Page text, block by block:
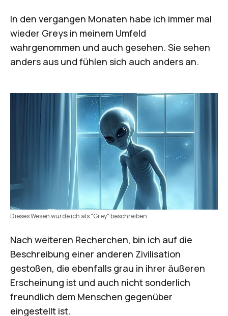
In den vergangen Monaten habe ich immer mal
wieder Greys in meinem Umfeld
wahrgenommen und auch gesehen. Sie sehen
anders aus und fühlen sich auch anders an.
Dieses Wesen würde ich als "Grey" beschreiben
Nach weiteren Recherchen, bin ich auf die
Beschreibung einer anderen Zivilisation
gestoßen, die ebenfalls grau in ihrer äußeren
Erscheinung ist und auch nicht sonderlich
freundlich dem Menschen gegenüber
eingestellt ist.